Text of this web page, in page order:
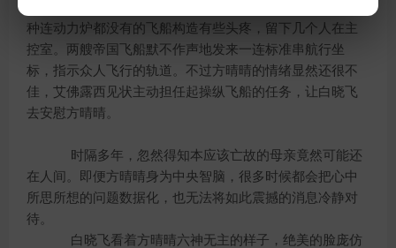
种连动力炉都没有的飞船构造有些头疼，留下几个人在主
控室。两艘帝国飞船默不作声地发来一连标准串航行坐
标，指示众人飞行的轨道。不过方晴晴的情绪显然还很不
佳，艾佛露西见状主动担任起操纵飞船的任务，让白晓飞
去安慰方晴晴。
时隔多年，忽然得知本应该亡故的母亲竟然可能还
在人间。即便方晴晴身为中央智脑，很多时候都会把心中
所思所想的问题数据化，也无法将如此震撼的消息冷静对
待。
白晓飞看着方晴晴六神无主的样子，绝美的脸庞仿